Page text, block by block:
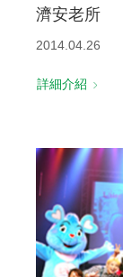
濟安老所
2014.04.26
詳細介紹